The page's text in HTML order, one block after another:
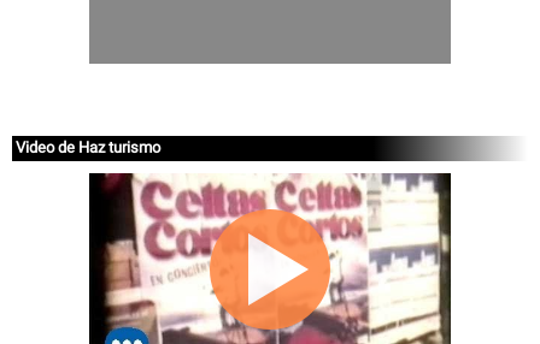
Video de Haz turismo